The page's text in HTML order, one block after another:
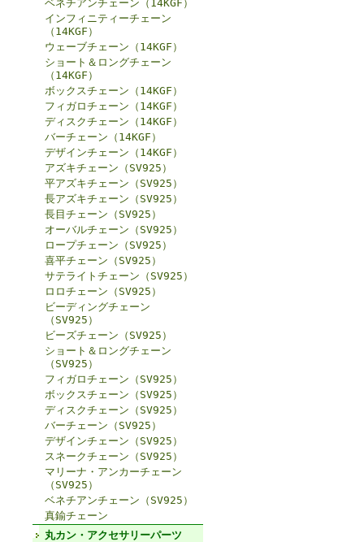
ベネチアンチェーン（14KGF）
インフィニティーチェーン
（14KGF）
ウェーブチェーン（14KGF）
ショート＆ロングチェーン
（14KGF）
ボックスチェーン（14KGF）
フィガロチェーン（14KGF）
ディスクチェーン（14KGF）
バーチェーン（14KGF）
デザインチェーン（14KGF）
アズキチェーン（SV925）
平アズキチェーン（SV925）
長アズキチェーン（SV925）
長目チェーン（SV925）
オーバルチェーン（SV925）
ロープチェーン（SV925）
喜平チェーン（SV925）
サテライトチェーン（SV925）
ロロチェーン（SV925）
ビーディングチェーン
（SV925）
ビーズチェーン（SV925）
ショート＆ロングチェーン
（SV925）
フィガロチェーン（SV925）
ボックスチェーン（SV925）
ディスクチェーン（SV925）
バーチェーン（SV925）
デザインチェーン（SV925）
スネークチェーン（SV925）
マリーナ・アンカーチェーン
（SV925）
ベネチアンチェーン（SV925）
真鍮チェーン
丸カン・アクセサリーパーツ